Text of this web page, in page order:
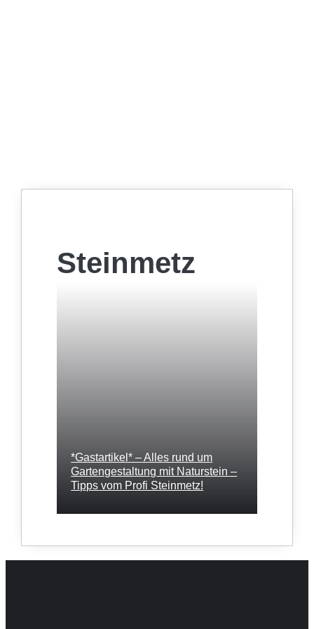
Steinmetz
*Gastartikel* – Alles rund um
Gartengestaltung mit Naturstein –
Tipps vom Profi Steinmetz!